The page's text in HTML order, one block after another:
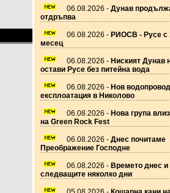
06.08.2026 - Дунав
отдръпва
06.08.2026 - РИОСВ - Русе с
месец
06.08.2026 - Ниският Дунав
остави Русе без питейна вода
06.08.2026 - Нов
експлоатация в Николово
06.08.2026 - Нова група
на Green Rock Fest
06.08.2026 - Днес почитаме
Преображение Господне
06.08.2026 - Времето днес и
следващите няколко дни